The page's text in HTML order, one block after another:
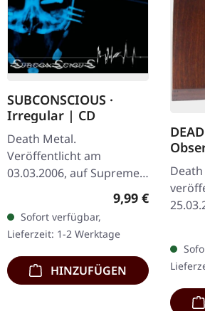
SUBCONSCIOUS ·
Irregular | CD
Death Metal.
Veröffentlicht am
03.03.2006, auf Supreme
Chaos Records. CD im
Jewelcase mit 8-seitigem
Booklet. Subconscious
liefern mit "Irregular"…
Regulärer
9,99 €
Sofort verfügbar,
Lieferzeit: 1-2 Werktage
HINZUFÜGEN
ist